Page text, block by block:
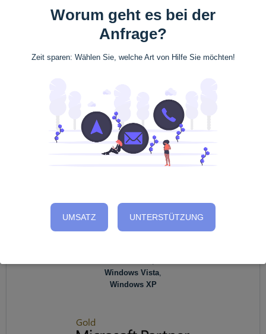
Windows Vista,
Windows XP
Worum geht es bei der
Anfrage?
Zeit sparen: Wählen Sie, welche Art von Hilfe Sie möchten!
UMSATZ UNTERSTÜTZUNG